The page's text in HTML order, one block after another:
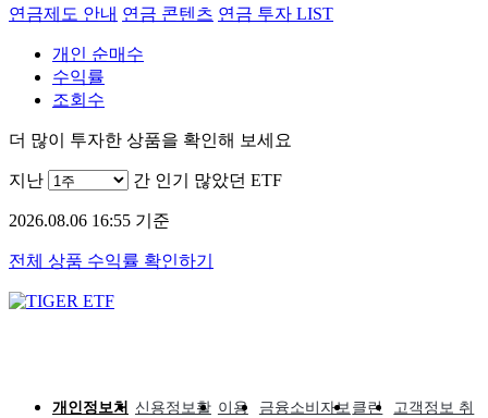
연금제도 안내 연금 콘텐츠 연금 투자 LIST
개인 순매수
수익률
조회수
더 많이 투자한 상품을 확인해 보세요
지난 간 인기 많았던 ETF
2026.08.06 16:55 기준
전체 상품 수익률 확인하기
개인정보처
신용정보활 이용
금융소비자보 클린
고객정보 취